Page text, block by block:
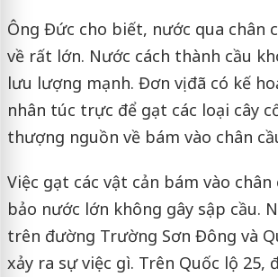
Ông Đức cho biết, nước qua chân
về rất lớn. Nước cách thành cầu
lưu lượng mạnh. Đơn vị đã có kế
nhân túc trực để gạt các loại cây
thượng nguồn về bám vào chân
Việc gạt các vật cản bám vào chân
bảo nước lớn không gây sập cầu.
trên đường Trường Sơn Đông và
xảy ra sự việc gì. Trên Quốc lộ 25,